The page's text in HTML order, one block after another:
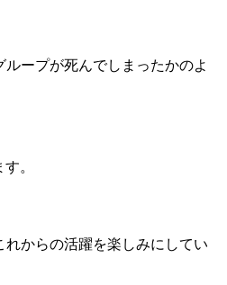
ループが死んでしまったかのよ
。
からの活躍を楽しみにしてい